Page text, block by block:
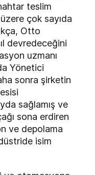
teslim
çok sayıda
Otto
devredeceğini
uzmanı
Yönetici
sonra şirketin
sağlamış ve
sona erdiren
ve depolama
isim